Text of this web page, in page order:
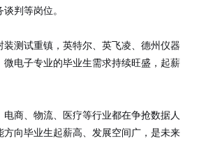
判等岗位。
测试重镇，英特尔、英飞凌、德州仪器
电子专业的毕业生需求持续旺盛，起薪
商、物流、医疗等行业都在争抢数据人
方向毕业生起薪高、发展空间广，是未来